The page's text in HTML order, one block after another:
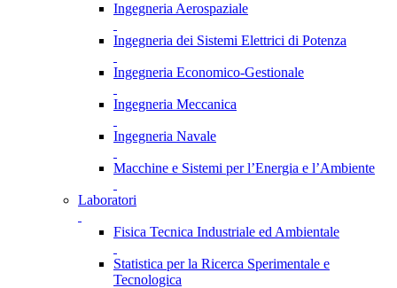
Ingegneria Aerospaziale
Ingegneria dei Sistemi Elettrici di Potenza
Ingegneria Economico-Gestionale
Ingegneria Meccanica
Ingegneria Navale
Macchine e Sistemi per l’Energia e l’Ambiente
Laboratori
Fisica Tecnica Industriale ed Ambientale
Statistica per la Ricerca Sperimentale e
Tecnologica